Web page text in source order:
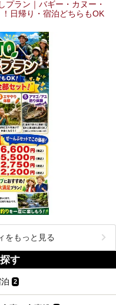
プラン｜バギー・カヌー・
日帰り・宿泊どちらもOK
をもっと見る
す
2